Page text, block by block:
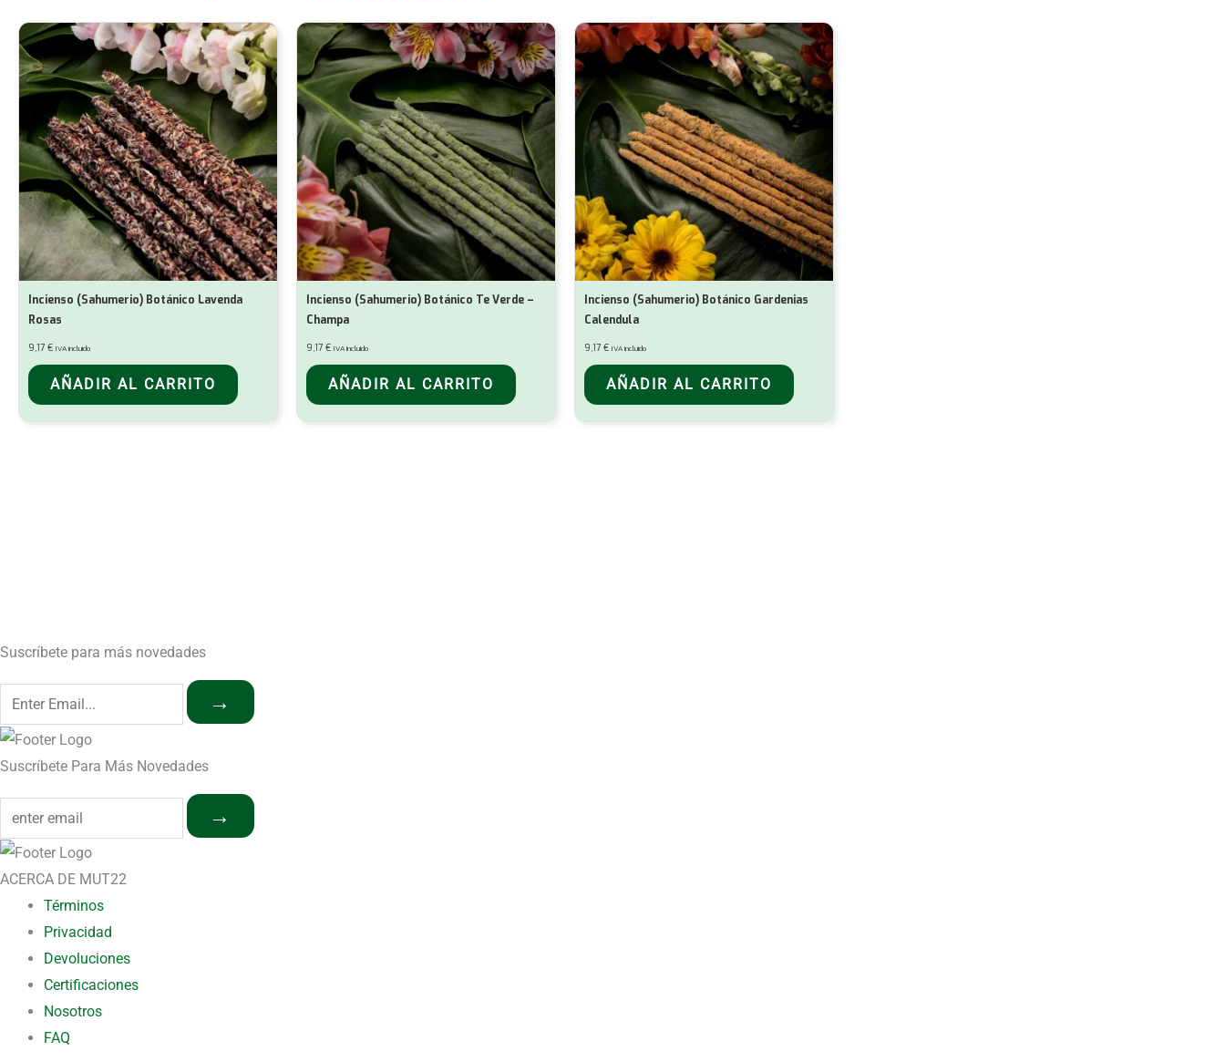
Incienso (Sahumerio) Botánico Lavenda
Rosas
9,17 € IVA incluido
AÑADIR AL CARRITO
Incienso (Sahumerio) Botánico Te Verde –
Champa
9,17 € IVA incluido
AÑADIR AL CARRITO
Incienso (Sahumerio) Botánico Gardenias
Calendula
9,17 € IVA incluido
AÑADIR AL CARRITO
Suscríbete para más novedades
→
Suscríbete Para Más Novedades
→
ACERCA DE MUT22
Términos
Privacidad
Devoluciones
Certificaciones
Nosotros
FAQ